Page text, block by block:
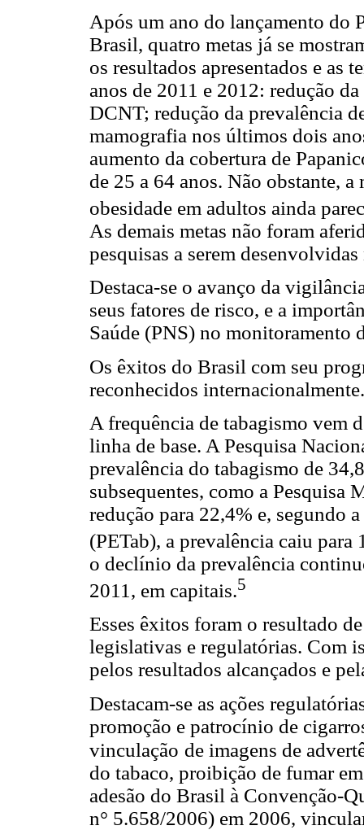
Após um ano do lançamento do
Brasil, quatro metas já se
os resultados apresentados e as
anos de 2011 e 2012: redução
DCNT; redução da prevalência
mamografia nos últimos dois
aumento da cobertura de
de 25 a 64 anos. Não obstante,
obesidade em adultos ainda
As demais metas não foram
pesquisas a serem
Destaca-se o avanço da
seus fatores de risco, e a
Saúde (PNS) no monitoramento
Os êxitos do Brasil com seu
reconhecidos internacionalmente.
A frequência de tabagismo vem
linha de base. A Pesquisa
prevalência do tabagismo de
subsequentes, como a Pesquisa
redução para 22,4% e, segundo
(PETab), a prevalência caiu para
o declínio da prevalência
2011, em capitais.5
Esses êxitos foram o resultado
legislativas e regulatórias. Com
pelos resultados alcançados e
Destacam-se as ações
promoção e patrocínio de
vinculação de imagens de
do tabaco, proibição de fumar
adesão do Brasil à Convenção-
n° 5.658/2006) em 2006,